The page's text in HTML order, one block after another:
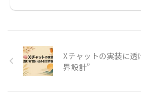
Xチャットの実装に透
界設計”